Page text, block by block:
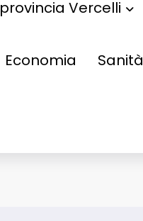
provincia Vercelli
Economia Sanità